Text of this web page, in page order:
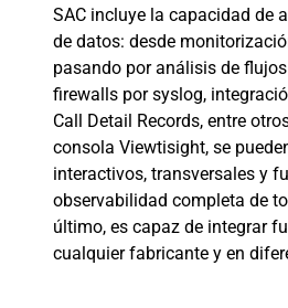
SAC incluye la capacidad de
de datos: desde
pasando por análisis de
firewalls por syslog,
Call Detail Records, entre
consola Viewtisight, se
interactivos, transversales y
observabilidad completa de
último, es capaz de integrar
cualquier fabricante y en